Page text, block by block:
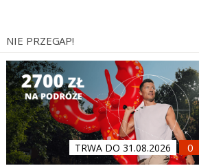
NIE PRZEGAP!
TRWA DO 31.08.2026